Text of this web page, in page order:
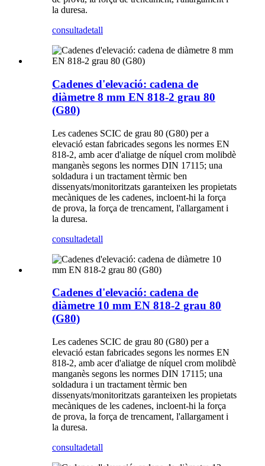
la duresa.
consultadetall
Cadenes d'elevació: cadena de
diàmetre 8 mm EN 818-2 grau 80
(G80)
Les cadenes SCIC de grau 80 (G80) per a
elevació estan fabricades segons les normes EN
818-2, amb acer d'aliatge de níquel crom molibdè
manganès segons les normes DIN 17115; una
soldadura i un tractament tèrmic ben
dissenyats/monitoritzats garanteixen les propietats
mecàniques de les cadenes, incloent-hi la força
de prova, la força de trencament, l'allargament i
la duresa.
consultadetall
Cadenes d'elevació: cadena de
diàmetre 10 mm EN 818-2 grau 80
(G80)
Les cadenes SCIC de grau 80 (G80) per a
elevació estan fabricades segons les normes EN
818-2, amb acer d'aliatge de níquel crom molibdè
manganès segons les normes DIN 17115; una
soldadura i un tractament tèrmic ben
dissenyats/monitoritzats garanteixen les propietats
mecàniques de les cadenes, incloent-hi la força
de prova, la força de trencament, l'allargament i
la duresa.
consultadetall